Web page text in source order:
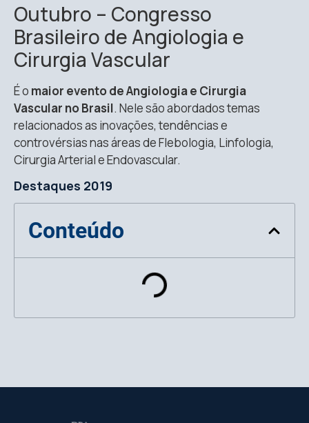
Outubro – Congresso
Brasileiro de Angiologia e
Cirurgia Vascular
É o maior evento de Angiologia e Cirurgia
Vascular no Brasil. Nele são abordados temas
relacionados as inovações, tendências e
controvérsias nas áreas de Flebologia, Linfologia,
Cirurgia Arterial e Endovascular.
Destaques 2019
Conteúdo